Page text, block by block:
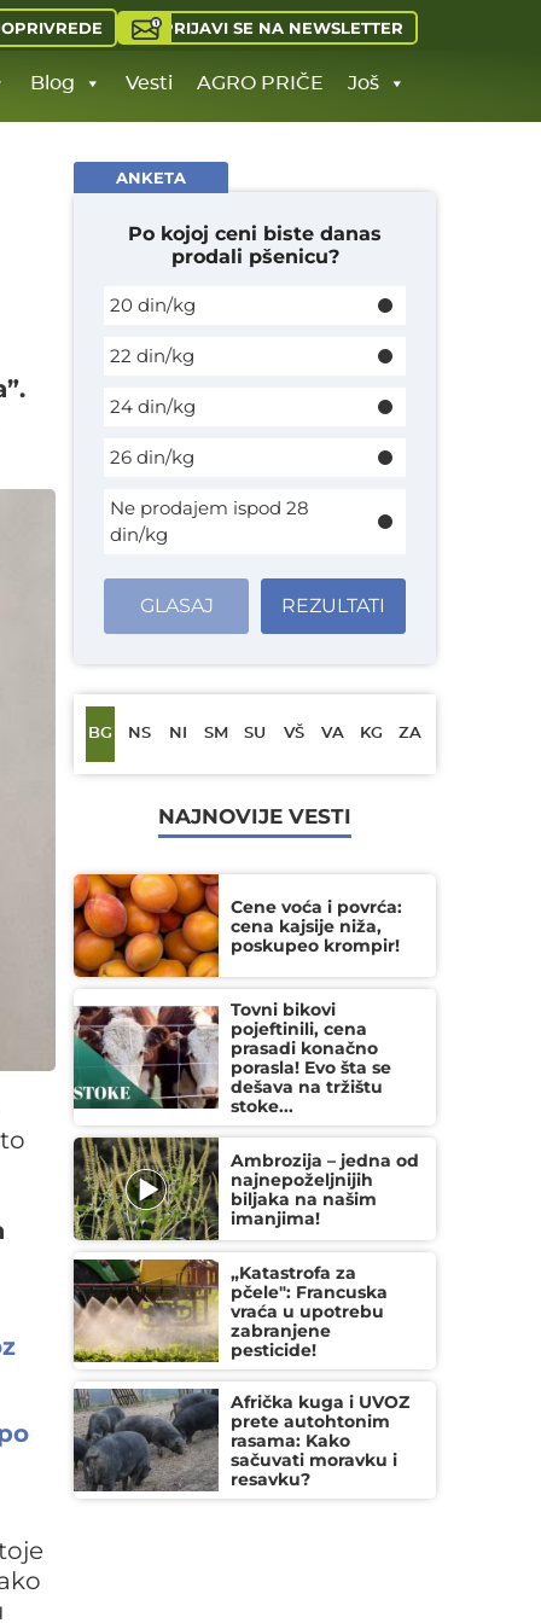
PRIJAVI SE NA NEWSLETTER
Blog Vesti AGRO PRIČE Još
ANKETA
Po kojoj ceni biste danas
prodali pšenicu?
20 din/kg
22 din/kg
24 din/kg
26 din/kg
Ne prodajem ispod 28
din/kg
GLASAJ REZULTATI
BG NS NI SM SU VŠ VA KG ZA
NAJNOVIJE VESTI
Cene voća i povrća:
cena kajsije niža,
poskupeo krompir!
Tovni bikovi
pojeftinili, cena
prasadi konačno
porasla! Evo šta se
dešava na tržištu
stoke...
Ambrozija – jedna od
najnepoželjnijih
biljaka na našim
imanjima!
„Katastrofa za
pčele": Francuska
vraća u upotrebu
zabranjene
pesticide!
Afrička kuga i UVOZ
prete autohtonim
rasama: Kako
sačuvati moravku i
resavku?